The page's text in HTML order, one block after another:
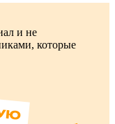
и не
которые